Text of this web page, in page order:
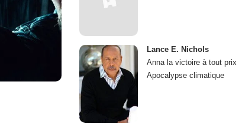
Lance E. Nichols
Anna la victoire à tout prix
Apocalypse climatique